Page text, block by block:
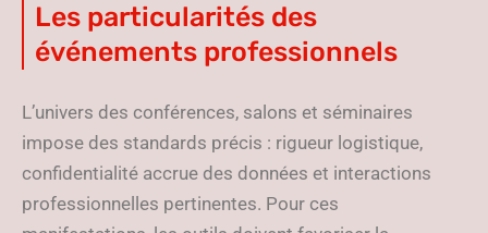
Les particularités des
événements professionnels
L’univers des conférences, salons et séminaires
impose des standards précis : rigueur logistique,
confidentialité accrue des données et interactions
professionnelles pertinentes. Pour ces